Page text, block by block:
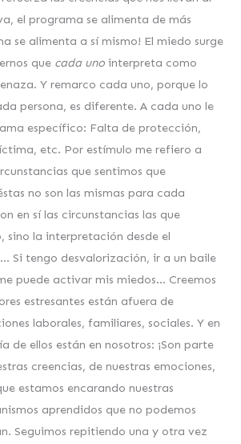
el programa se alimenta de más
se alimenta a sí mismo! El miedo surge
que cada uno interpreta como
Y remarco cada uno, porque lo
persona, es diferente. A cada uno le
específico: Falta de protección,
etc. Por estímulo me refiero a
que sentimos que
no son las mismas para cada
en sí las circunstancias las que
sino la interpretación desde el
Si tengo desvalorización, ir a un baile
puede activar mis miedos… Creemos
estresantes están afuera de
laborales, familiares, sociales. Y en
de ellos están en nosotros: ¡Son parte
creencias, de nuestras emociones,
estamos encarando nuestras
aprendidos que no podemos
Seguimos repitiendo una y otra vez